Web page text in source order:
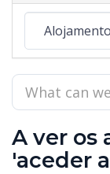
A ver os
'aceder